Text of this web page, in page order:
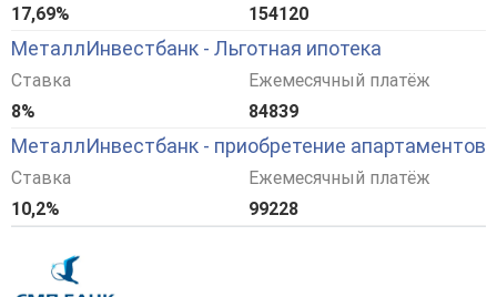
17,69%
154120
МеталлИнвестбанк - Льготная ипотека
Ставка
8%
Ежемесячный платёж
84839
МеталлИнвестбанк - приобретение апартаментов
Ставка
10,2%
Ежемесячный платёж
99228